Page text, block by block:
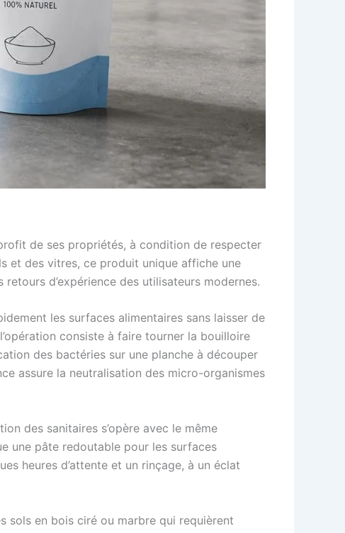
de ses propriétés, à condition de respecter
et des vitres, ce produit unique affiche une
d’expérience des utilisateurs modernes.
les surfaces alimentaires sans laisser de
consiste à faire tourner la bouilloire
des bactéries sur une planche à découper
assure la neutralisation des micro-organismes
des sanitaires s’opère avec le même
une pâte redoutable pour les surfaces
heures d’attente et un rinçage, à un éclat
sols en bois ciré ou marbre qui requièrent